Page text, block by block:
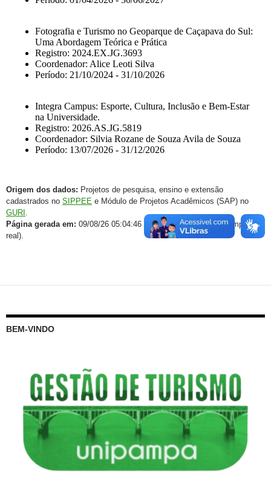
Origem dos dados: Projetos de pesquisa, ensino e extensão
cadastrados no SIPPEE e Módulo de Projetos Acadêmicos (SAP) no
GURI
Página gerada em: 09/08/26 05:04:46 (dados atualizados em tempo
real).
BEM-VINDO